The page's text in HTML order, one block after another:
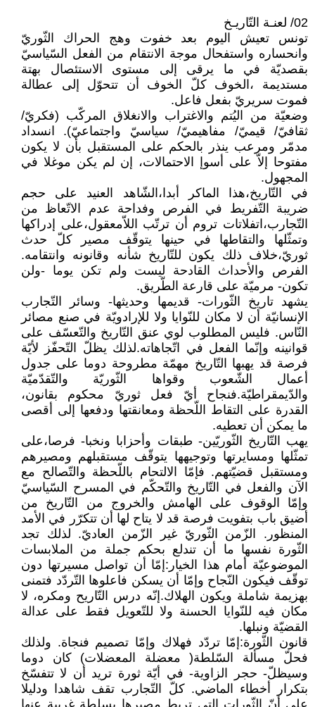
02/ لعنـة التّاريـخ
تونس تعيش اليوم بعد خفوت وهج الحراك الثّوريّ
وانحساره واستفحال موجة الانتقام من الفعل السّياسيّ
بقصديّة في ما يرقى إلى مستوى الاستئصال بهتة
مستديمة ،الخوف كلّ الخوف أن تتحوّل إلى عطالة
فموت سريريّ بفعل فاعل.
وضعيّة من اليُتم والاغتراب والانغلاق المركّب (فكريّ/
ثقافيّ/ قيميّ/ مفاهيميّ/ سياسيّ واجتماعيّ). انسداد
مدمّر ومرعب ينذر بالحكم على المستقبل بأن لا يكون
مفتوحا إلاّ على أسوإ الاحتمالات، إن لم يكن موغلا في
المجهول.
في التّاريخ،هذا الماكر أبدا،الشّاهد العنيد على حجم
ضريبة التّفريط في الفرص وفداحة عدم الاتّعاظ من
التّجارب،اتفلاتات تروم أن ترتّب اللاّمعقول،على إدراكها
وتمثّلها والتقاطها في حينها يتوقّف مصير كلّ حدث
ثوريّ،خلاف ذلك يكون للتّاريخ شأنه وقانونه وانتقامه.
الفرص والأحداث القادحة ليست ولم تكن يوما -ولن
تكون- مرميّة على قارعة الطّريق.
يشهد تاريخ الثّورات- قديمها وحديثها- وسائر التّجارب
الإنسانيّة أن لا مكان للنّوايا ولا للإرادويّة في صنع مصائر
النّاس. فليس المطلوب لوي عنق التّاريخ والتّعسّف على
قوانينه وإنّما الفعل في اتّجاهاته.لذلك يظلّ التّحفّز لأيّة
فرصة قد يهبها التّاريخ مهمّة مطروحة دوما على جدول
أعمال الشّعوب وقواها الثّوريّة والتّقدّميّة
والدّيمقراطيّة.فنجاح أيّ فعل ثوريّ محكوم بقانون،
القدرة على التقاط اللّحظة ومعانقتها ودفعها إلى أقصى
ما يمكن أن تعطيه.
يهب التّاريخ الثّوريّين- طبقات وأحزابا ونخبا- فرصا،على
تمثّلها ومسايرتها وتوجيهها يتوقّف مستقبلهم ومصيرهم
ومستقبل قضيّتهم. فإمّا الالتحام باللّحظة والتّصالح مع
الآن والفعل في التّاريخ والتّحكّم في المسرح السّياسيّ
وإمّا الوقوف على الهامش والخروج من التّاريخ من
أضيق باب بتفويت فرصة قد لا يتاح لها أن تتكرّر في الأمد
المنظور. الزّمن الثّوريّ غير الزّمن العاديّ. لذلك تجد
الثّورة نفسها ما أن تندلع بحكم جملة من الملابسات
الموضوعيّة أمام هذا الخيار:إمّا أن تواصل مسيرتها دون
توقّف فيكون النّجاح وإمّا أن يسكن فاعلوها التّردّد فتمنى
بهزيمة شاملة ويكون الهلاك.إنّه درس التّاريح ومكره، لا
مكان فيه للنّوايا الحسنة ولا للتّعويل فقط على عدالة
القضيّة ونبلها.
قانون الثّورة:إمّا تردّد فهلاك وإمّا تصميم فنجاة. ولذلك
فحلّ مسألة السّلطة( معضلة المعضلات) كان دوما
وسيظلّ- حجر الزاوية- في أيّة ثورة تريد أن لا تتفسّخ
بتكرار أخطاء الماضي. كلّ التّجارب تقف شاهدا ودليلا